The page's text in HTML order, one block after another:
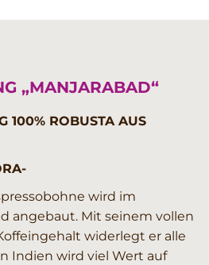
„MANJARABAD“
100% ROBUSTA AUS
wird im
angebaut. Mit seinem vollen
widerlegt er alle
Indien wird viel Wert auf